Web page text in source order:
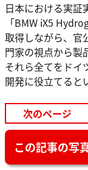
日本における実証
「BMW iX5
取得しながら、官
門家の視点から製
それら全てをドイ
開発に役立てると
次のページ
この記事の写